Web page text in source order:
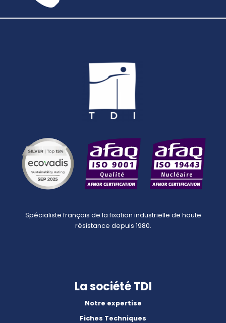
Spécialiste français de la fixation industrielle de haute
résistance depuis 1980.
La société TDI
Notre expertise
Fiches Techniques